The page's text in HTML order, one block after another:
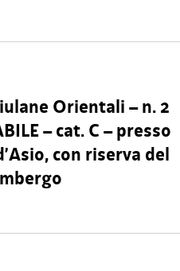
Orientali – n. 2
– cat. C – presso
con riserva del